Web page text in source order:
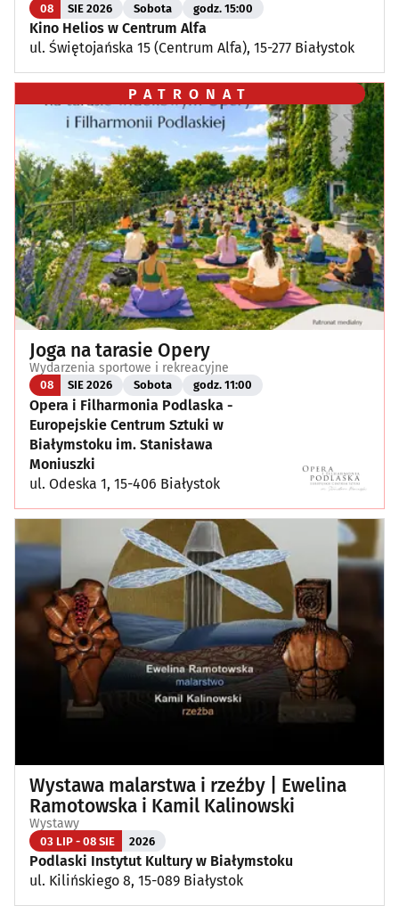
08 SIE 2026 Sobota godz. 15:00
Kino Helios w Centrum Alfa
ul. Świętojańska 15 (Centrum Alfa), 15-277 Białystok
PATRONAT
Joga na tarasie Opery
Wydarzenia sportowe i rekreacyjne
08 SIE 2026 Sobota godz. 11:00
Opera i Filharmonia Podlaska -
Europejskie Centrum Sztuki w
Białymstoku im. Stanisława
Moniuszki
ul. Odeska 1, 15-406 Białystok
Wystawa malarstwa i rzeźby | Ewelina
Ramotowska i Kamil Kalinowski
Wystawy
03 LIP - 08 SIE 2026
Podlaski Instytut Kultury w Białymstoku
ul. Kilińskiego 8, 15-089 Białystok